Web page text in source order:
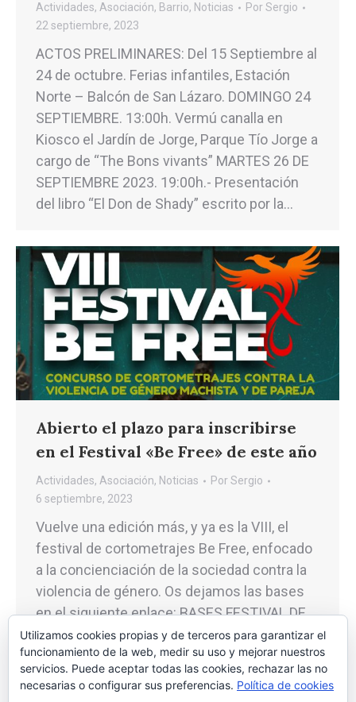
Actividades, Asociación, Barrio, Noticias PorSergio
22 septiembre, 2023
ACTOS PRELIMINARES: Del 15 Septiembre al
24 de octubre. Ferias infantiles, Estación
Norte – Balcón de San Lázaro. DOMINGO 24
SEPTIEMBRE. 13:00h. Vermú canalla en
Kiosco el Jardín de Jorge, Parque Tío Jorge a
cargo de “The Bons vivants” MARTES 26 DE
SEPTIEMBRE 2023. 19:00h.- Presentación
del libro “El Don de Shady” escrito por la…
Abierto el plazo para inscribirse
en el Festival «Be Free» de este año
Actividades, Asociación, Noticias PorSergio
6 septiembre, 2023
Vuelve una edición más, y ya es la VIII, el
festival de cortometrajes Be Free, enfocado
a la concienciación de la sociedad contra la
violencia de género. Os dejamos las bases
en el siguiente enlace: BASES FESTIVAL DE
CORTOMETRAJES BE FREE 2023 ¡No te lo
pierdas y participa!
Utilizamos cookies propias y de terceros para garantizar el
funcionamiento de la web, medir su uso y mejorar nuestros
servicios. Puede aceptar todas las cookies, rechazar las no
necesarias o configurar sus preferencias. Política de cookies